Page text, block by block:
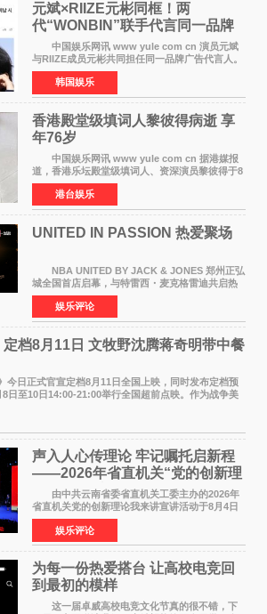
元斌×RIIZE元彬同框！两
代“WONBIN”联手代言同一品牌
颜值天花板合体
中国娱乐网讯 www yule com cn 演员元斌
与RIIZE成员元彬共同担任同一品牌广告代言人。
6日据独家报道，继演员元斌之后，RIIZE元彬最
近也被选为某在线中介平台A公司的共同广告代言
人，两人将作
韩国娱乐
香港殿堂级填词人黎彼得病逝 享
年76岁​
中国娱乐网讯 www yule com cn 据港媒报
道，香港乐坛殿堂级填词人、资深演员黎彼得于8
月5日上午因病离世，终年76岁。好友钟志光透
露，黎彼得今年3月中风后便卧床休养，身体机能
持续衰退，最
港台娱乐
UNITED IN PASSION 热爱聚场
NBA UNITED BY JACK & JONES 郑州正弘
城全国首店启幕，与特雷西・麦克格雷迪共启热
爱 2026 年7 月21 日，
NBAUNITEDBYJACK&JONES 全国首店，于郑
州正弘城正式启幕。NBA 传奇球星
娱乐评论
定档8月11日 文牧野沈腾蒋奇明带中餐
日正式官宣定档8月11日全国上映，同时发布定档预
日至10日14:00-21:00举行全国超前点映。作为战争美
厨师徐福（沈腾
声入人心传理论 牢记嘱托启新程
——2026年省直机关“党的创新理
论我来讲”宣讲活动圆满落幕
由中共云南省委省直机关工委主办的2026年
省直机关党的创新理论我来讲宣讲活动于8月4日
至5日在昆明举办。活动以 "牢记嘱托 感恩奋进
开创云南发展新局面 "为主题，坚持以新时代中国
特色社会主义
娱乐评论
为每一份热爱搭台 让高校电竞回
到最初的模样
这一届卓威高校电竞文化节真的很不错，下